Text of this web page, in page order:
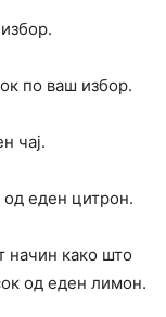
по ваш избор.
чај.
од еден цитрон.
начин како што
од еден лимон.